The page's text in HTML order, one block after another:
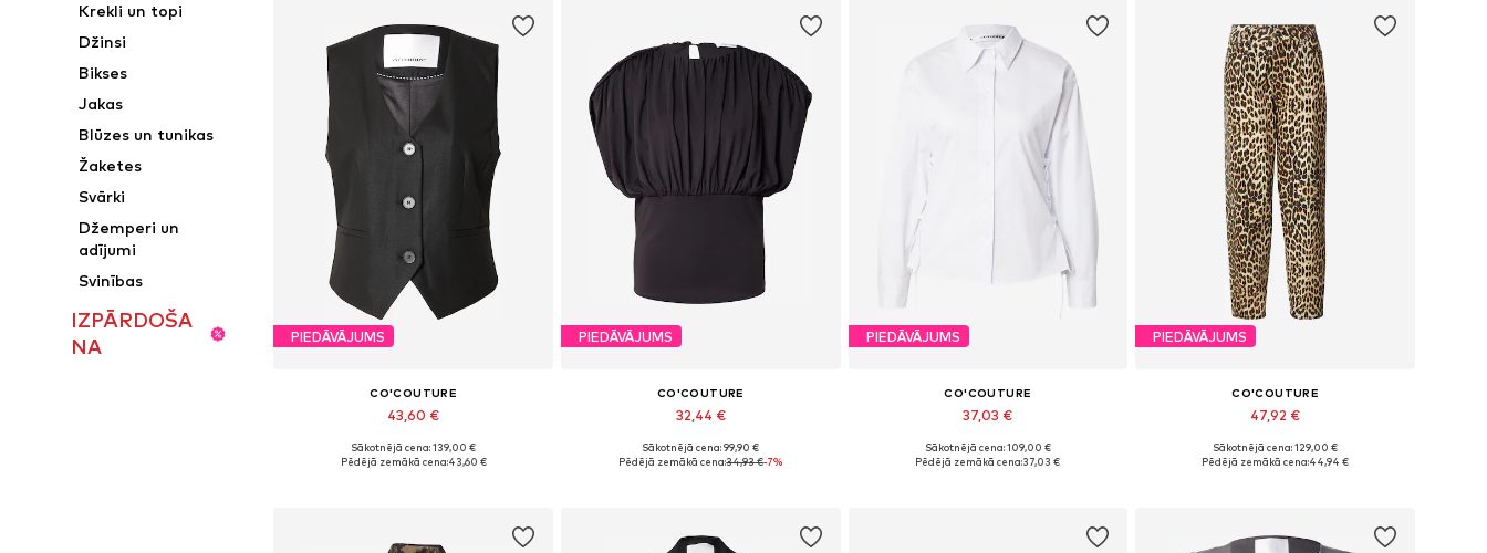
Krekli un topi
Džinsi
Bikses
Jakas
Blūzes un tunikas
Žaketes
Svārki
Džemperi un
adījumi
Svinības
IZPĀRDOŠA
NA
PIEDĀVĀJUMS
CO'COUTURE
43,60 €
Pieejamie izmēri: 36, 38, 40
Sākotnējā cena: 139,00 €
Pēdējā zemākā cena:43,60 €
PIEDĀVĀJUMS
CO'COUTURE
32,44 €
Pieejamie izmēri: XS, S, M, L, XL
Sākotnējā cena: 99,90 €
Pēdējā zemākā cena:34,93 €-7%
PIEDĀVĀJUMS
CO'COUTURE
37,03 €
Pieejamie izmēri: XS, M, L, XL
Sākotnējā cena: 109,00 €
Pēdējā zemākā cena:37,03 €
PIEDĀVĀJUMS
CO'COUTURE
47,92 €
Pieejams daudzos izmēros
Sākotnējā cena: 129,00 €
Pēdējā zemākā cena:44,94 €